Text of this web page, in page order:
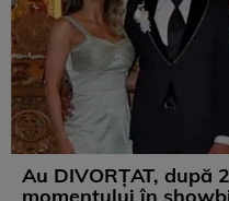
Au DIVORȚAT, după